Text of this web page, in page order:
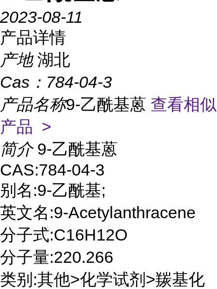
2023-08-11
产品详情
产地 湖北
Cas： 784-04-3
产品名称9-乙酰基蒽 查看相似
产品 >
简介 9-乙酰基蒽
CAS:784-04-3
别名:9-乙酰基;
英文名:9-Acetylanthracene
分子式:C16H12O
分子量:220.266
类别:其他>化学试剂>羰基化